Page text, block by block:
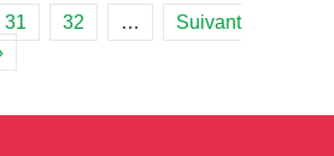
31 32 …
Suivant